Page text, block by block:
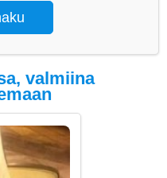
valmiina